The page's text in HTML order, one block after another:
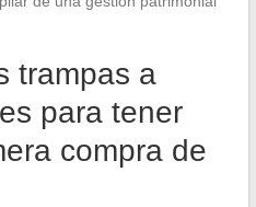
trampas a
para tener
compra de